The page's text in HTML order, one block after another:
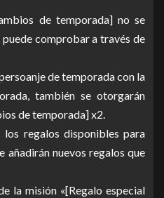
de temporada] no se
comprobar a través de
de temporada con la
también se otorgarán
de temporada] x2.
regalos disponibles para
añadirán nuevos regalos que
la misión «[Regalo especial